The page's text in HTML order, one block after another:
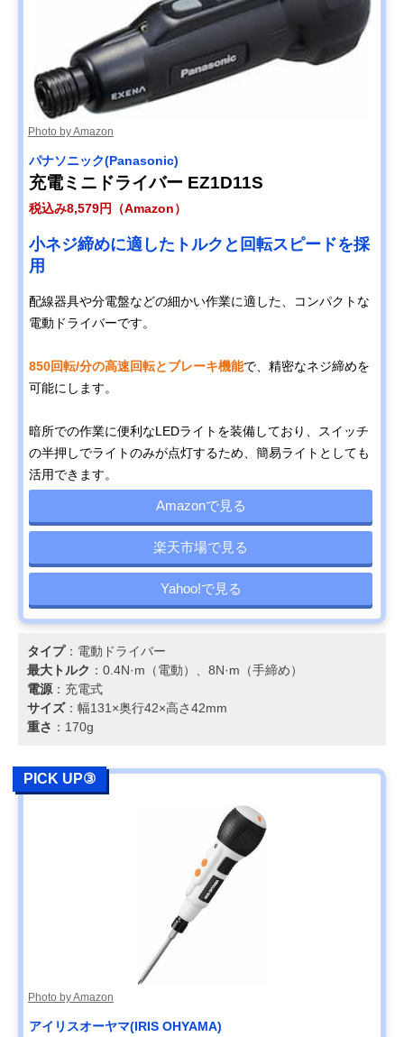
Photo by Amazon
パナソニック(Panasonic)
充電ミニドライバー EZ1D11S
税込み8,579円（Amazon）
小ネジ締めに適したトルクと回転スピードを採
用
配線器具や分電盤などの細かい作業に適した、コンパクトな
電動ドライバーです。
850回転/分の高速回転とブレーキ機能で、精密なネジ締めを
可能にします。
暗所での作業に便利なLEDライトを装備しており、スイッチ
の半押しでライトのみが点灯するため、簡易ライトとしても
活用できます。
Amazonで見る
楽天市場で見る
Yahoo!で見る
タイプ：電動ドライバー
最大トルク ：0.4N·m（電動）、8N·m（手締め）
電源 ：充電式
サイズ：幅131×奥行42×高さ42mm
重さ ：170g
PICK UP③
Photo by Amazon
アイリスオーヤマ(IRIS OHYAMA)